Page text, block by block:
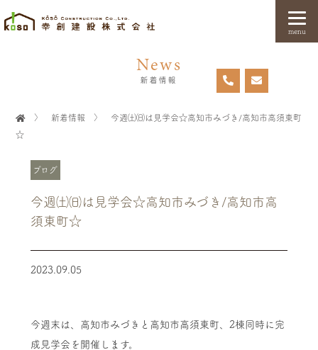
menu
News
新着情報
〉 新着情報 〉 今週㈯㈰は見学会☆高知市みづき/高知市高須東町
☆
ブログ
今週㈯㈰は見学会☆高知市みづき/高知市高
須東町☆
2023.09.05
今週末は、高知市みづきと高知市高須東町、2棟同時に完
成見学会を開催します。